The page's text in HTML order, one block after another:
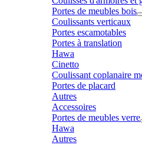
Portes de meubles bois
Coulissants verticaux
Portes escamotables
Portes à translation
Hawa
Cinetto
Coulissant coplanaire
Portes de placard
Autres
Accessoires
Portes de meubles verre
Hawa
Autres